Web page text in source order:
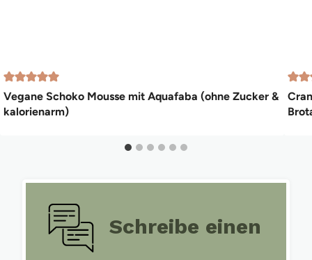
Vegane Schoko Mousse mit Aquafaba (ohne Zucker &
kalorienarm)
Schreibe einen